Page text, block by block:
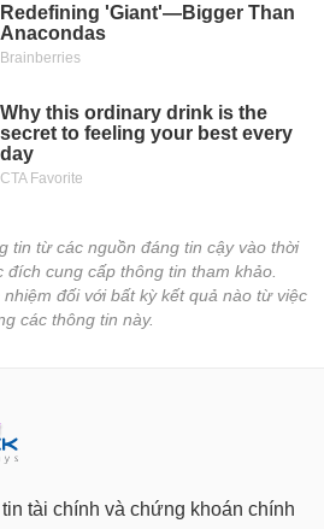
tin từ các nguồn đáng tin cậy vào thời
đích cung cấp thông tin tham khảo.
đối với bất kỳ kết quả nào từ việc
các thông tin này.
tài chính và chứng khoán chính
Chỉ số Chứng chỉ quỹ
Người liên quan